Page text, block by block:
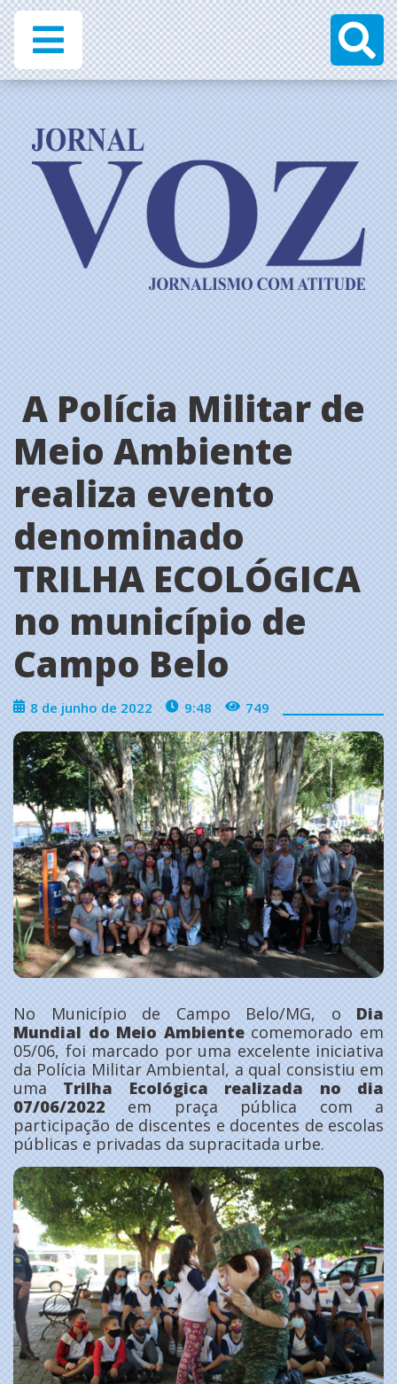
A Polícia Militar de
Meio Ambiente
realiza evento
denominado
TRILHA ECOLÓGICA
no município de
Campo Belo
8 de junho de 2022 9:48 749
No Município de Campo Belo/MG, o Dia
Mundial do Meio Ambientecomemorado em
05/06, foi marcado por uma excelente iniciativa
da Polícia Militar Ambiental, a qual consistiu em
uma Trilha Ecológica realizada no dia
07/06/2022 em praça pública com a
participação de discentes e docentes de escolas
públicas e privadas da supracitada urbe.